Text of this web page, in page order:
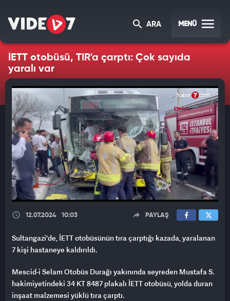
ARA MENÜ
İETT otobüsü, TIR'a çarptı: Çok sayıda
yaralı var
12.07.2024 10:03 PAYLAŞ
Sultangazi'de, İETT otobüsünün tıra çarptığı kazada, yaralanan
7 kişi hastaneye kaldırıldı.
Mescid-i Selam Otobüs Durağı yakınında seyreden Mustafa S.
hakimiyetindeki 34 KT 8487 plakalı İETT otobüsü, yolda duran
inşaat malzemesi yüklü tıra çarptı.